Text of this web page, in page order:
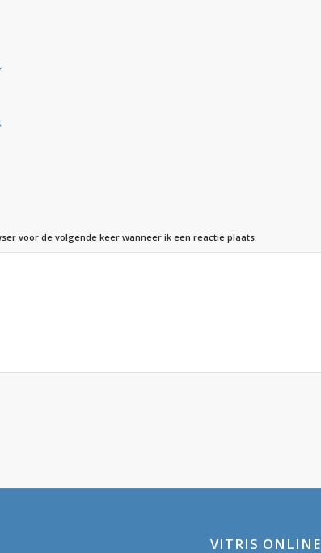
voor de volgende keer wanneer ik een reactie plaats.
VITRIS ONLINE